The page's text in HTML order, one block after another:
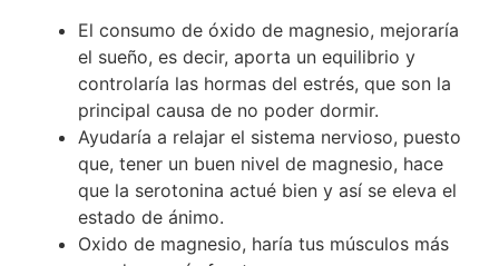
El consumo de óxido de magnesio, mejoraría
el sueño, es decir, aporta un equilibrio y
controlaría las hormas del estrés, que son la
principal causa de no poder dormir.
Ayudaría a relajar el sistema nervioso, puesto
que, tener un buen nivel de magnesio, hace
que la serotonina actué bien y así se eleva el
estado de ánimo.
Oxido de magnesio, haría tus músculos más